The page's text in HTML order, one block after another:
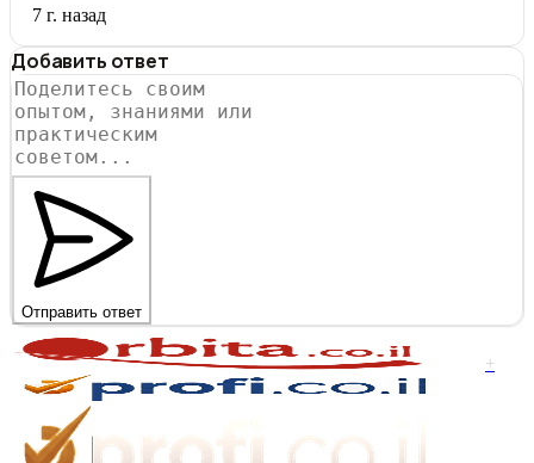
7 г. назад
Добавить ответ
Отправить ответ
+